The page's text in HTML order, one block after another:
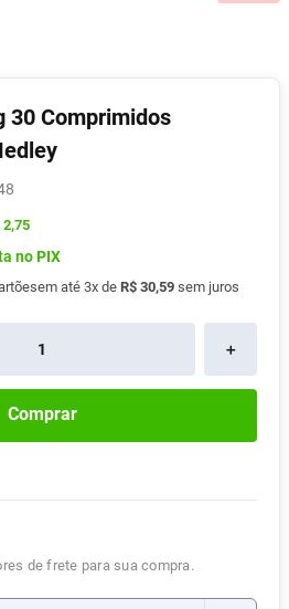
30 Comprimidos
2,75
no PIX
em até 3x de R$ 30,59 sem juros
＋
Comprar
de frete para sua compra.
Sec